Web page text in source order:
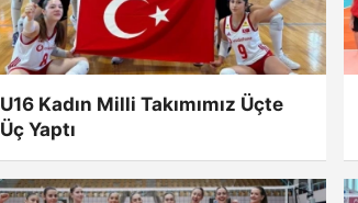
U16 Kadın Milli Takımımız Üçte
Üç Yaptı